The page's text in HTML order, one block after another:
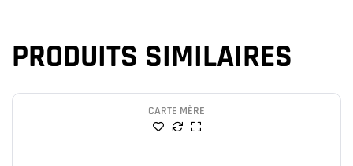
PRODUITS SIMILAIRES
CARTE MÈRE